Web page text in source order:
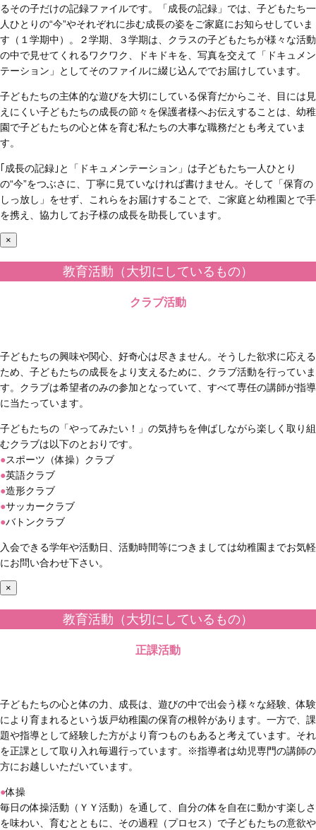
るその子だけの記録ファイルです。「成長の記録」では、子どもたち一
人ひとりの“今”やそれぞれに歩む成長の姿をご家庭にお知らせしていま
す（１学期中）。２学期、３学期は、クラスの子どもたちが様々な活動
の中で見せてくれるワクワク、ドキドキを、写真を交えて「ドキュメン
テーション」としてそのファイルに綴じ込んででお届けしています。
子どもたちの主体的な遊びを大切にしている保育だからこそ、目には見
えにくい子どもたちの成長の節々を保護者様へお伝えすることは、幼稚
園で子どもたちの心と体を育む私たちの大事な職務だとも考えていま
す。
｢成長の記録｣と「ドキュメンテーション」は子どもたち一人ひとり
の“今”をつぶさに、丁寧に見ていなければ書けません。そして「保育の
しっ放し」をせず、これらをお届けすることで、ご家庭と幼稚園とで手
を携え、協力してお子様の成長を助長しています。
×
教育活動（大切にしているもの）
クラブ活動
子どもたちの興味や関心、好奇心は尽きません。そうした欲求に応える
ため、子どもたちの成長をより支えるために、クラブ活動を行っていま
す。クラブは希望者のみの参加となっていて、すべて専任の講師が指導
に当たっています。
子どもたちの「やってみたい！」の気持ちを伸ばしながら楽しく取り組
むクラブは以下のとおりです。
●スポーツ（体操）クラブ
●英語クラブ
●造形クラブ
●サッカークラブ
●バトンクラブ
入会できる学年や活動日、活動時間等につきましては幼稚園までお気軽
にお問い合わせ下さい。
×
教育活動（大切にしているもの）
正課活動
子どもたちの心と体の力、成長は、遊びの中で出会う様々な経験、体験
により育まれるという坂戸幼稚園の保育の根幹があります。一方で、課
題や指導として経験した方がより育つものもあると考えています。それ
を正課として取り入れ毎週行っています。※指導者は幼児専門の講師の
方にお越しいただいています。
●体操
毎日の体操活動（ＹＹ活動）を通して、自分の体を自在に動かす楽しさ
を味わい、育むとともに、その過程（プロセス）で子どもたちの意欲や